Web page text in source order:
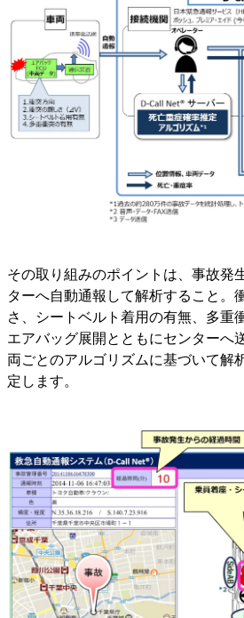
その取り組みのポイントは、事故発
ターへ自動通報して解析すること。
さ、シートベルト着用の有無、多重
エアバッグ展開とともにセンターへ
両ごとのアルゴリズムに基づいて解
定します。